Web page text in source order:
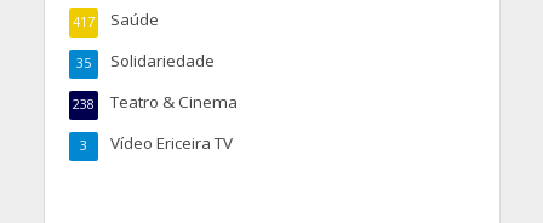
Saúde
417
Solidariedade
35
Teatro & Cinema
238
Vídeo Ericeira TV
3